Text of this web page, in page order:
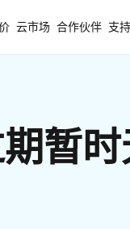
云市场 合作伙伴 支
暂